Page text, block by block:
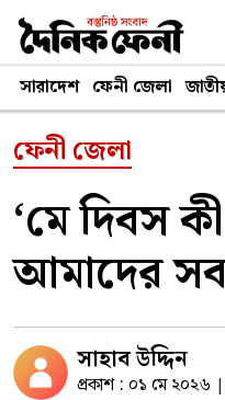
সারাদেশ ফেনী জেলা
ফেনী জেলা
‘মে দিবস
আমাদের সব
সাহাব উদ্দিন
প্রকাশ : ০১ মে ২০২৬ |